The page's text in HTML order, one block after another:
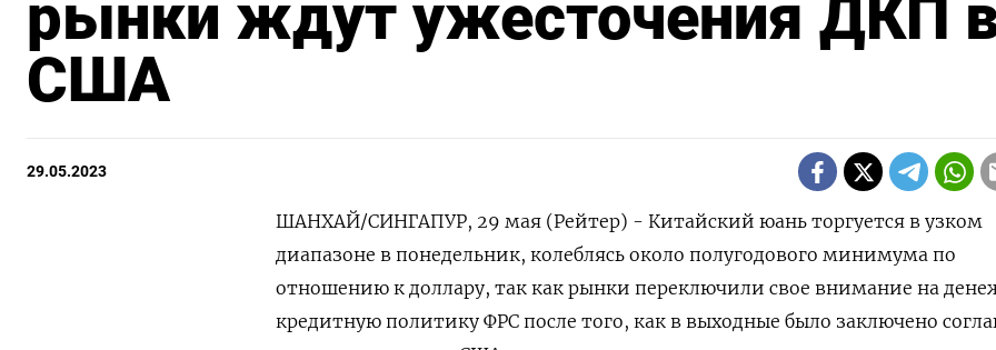
рынки ждут ужесточения ДКП
США
29.05.2023
ШАНХАЙ/СИНГАПУР, 29 мая (Рейтер) - Китайский юань торгуется в узком
диапазоне в понедельник, колеблясь около полугодового минимума по
отношению к доллару, так как рынки переключили свое внимание на
кредитную политику ФРС после того, как в выходные было заключено